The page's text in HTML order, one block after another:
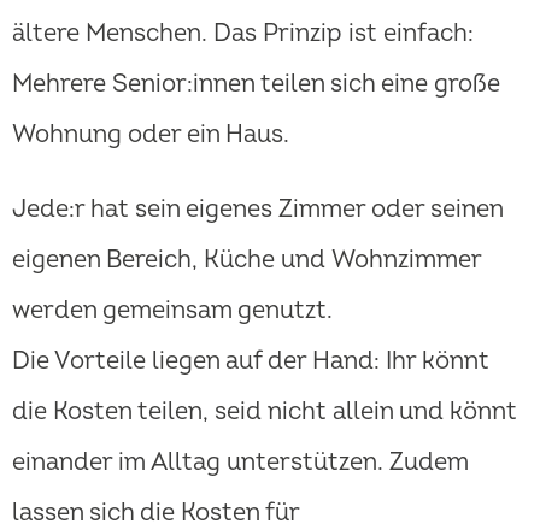
ältere Menschen. Das Prinzip ist einfach:
Mehrere Senior:innen teilen sich eine große
Wohnung oder ein Haus.
Jede:r hat sein eigenes Zimmer oder seinen
eigenen Bereich, Küche und Wohnzimmer
werden gemeinsam genutzt.
Die Vorteile liegen auf der Hand: Ihr könnt
die Kosten teilen, seid nicht allein und könnt
einander im Alltag unterstützen. Zudem
lassen sich die Kosten für